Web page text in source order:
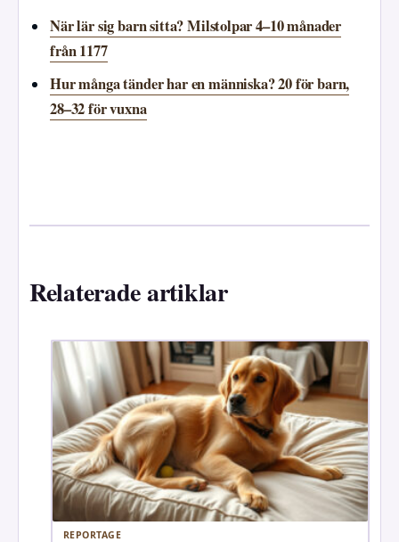
När lär sig barn sitta? Milstolpar 4–10 månader
från 1177
Hur många tänder har en människa? 20 för barn,
28–32 för vuxna
Relaterade artiklar
REPORTAGE